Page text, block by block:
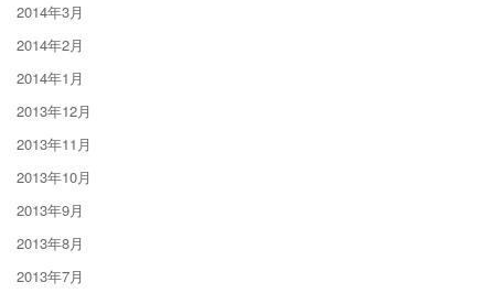
2014年3月
2014年2月
2014年1月
2013年12月
2013年11月
2013年10月
2013年9月
2013年8月
2013年7月